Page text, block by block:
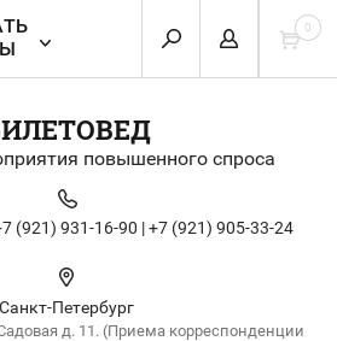
0
повышенного спроса
(921) 931-16-90 | +7 (921) 905-33-24
Санкт-Петербург
д. 11. (Приема корреспонденции